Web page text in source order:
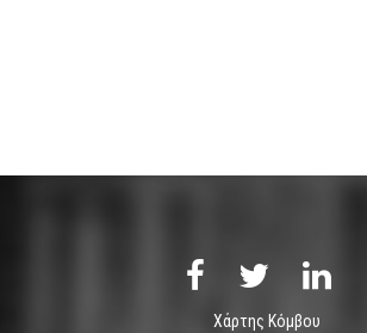
Χάρτης Κόμβου